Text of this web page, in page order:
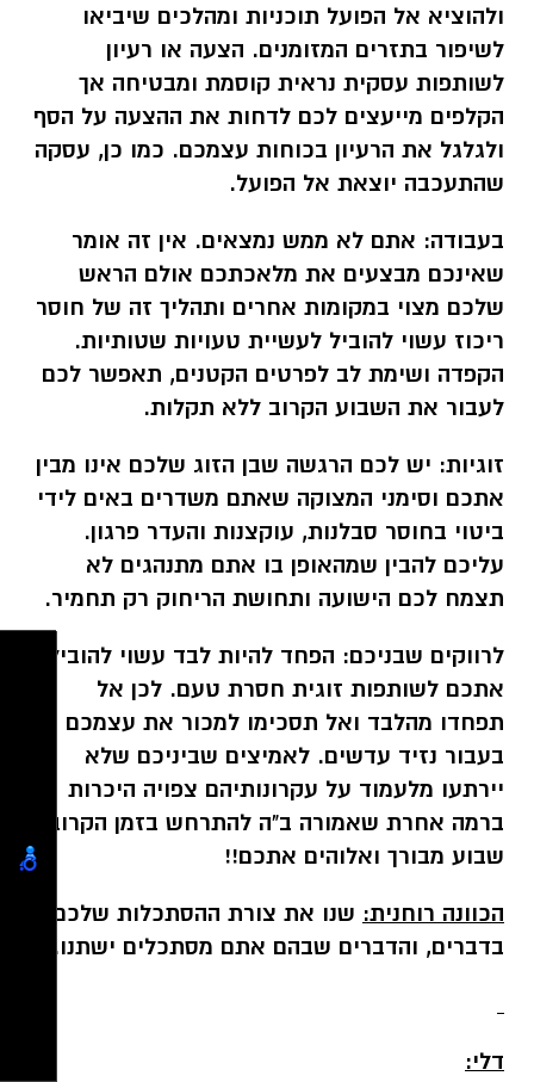
ולהוציא אל הפועל תוכניות ומהלכים שיביאו
לשיפור בתזרים המזומנים. הצעה או רעיון
לשותפות עסקית נראית קוסמת ומבטיחה אך
הקלפים מייעצים לכם לדחות את ההצעה על הסף
ולגלגל את הרעיון בכוחות עצמכם. כמו כן, עסקה
שהתעכבה יוצאת אל הפועל.
בעבודה: אתם לא ממש נמצאים. אין זה אומר
שאינכם מבצעים את מלאכתכם אולם הראש
שלכם מצוי במקומות אחרים ותהליך זה של חוסר
ריכוז עשוי להוביל לעשיית טעויות שטותיות.
הקפדה ושימת לב לפרטים הקטנים, תאפשר לכם
לעבור את השבוע הקרוב ללא תקלות.
זוגיות: יש לכם הרגשה שבן הזוג שלכם אינו מבין
אתכם וסימני המצוקה שאתם משדרים באים לידי
ביטוי בחוסר סבלנות, עוקצנות והעדר פרגון.
עליכם להבין שמהאופן בו אתם מתנהגים לא
תצמח לכם הישועה ותחושת הריחוק רק תחמיר.
לרווקים שבניכם: הפחד להיות לבד עשוי להוביל
אתכם לשותפות זוגית חסרת טעם. לכן אל
תפחדו מהלבד ואל תסכימו למכור את עצמכם
בעבור נזיד עדשים. לאמיצים שביניכם שלא
יירתעו מלעמוד על עקרונותיהם צפויה היכרות
ברמה אחרת שאמורה ב"ה להתרחש בזמן הקרוב.
שבוע מבורך ואלוהים אתכם!!
הכוונה רוחנית: שנו את צורת ההסתכלות שלכם
בדברים, והדברים שבהם אתם מסתכלים ישתנו.
דלי: